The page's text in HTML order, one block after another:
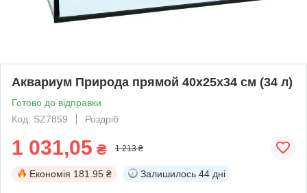
Аквариум Природа прямой 40x25x34 см (34 л)
Готово до відправки
Код: SZ7859
Роздріб
1 031,05 ₴ 1 213 ₴
Економія 181.95 ₴ Залишилось 44 дні